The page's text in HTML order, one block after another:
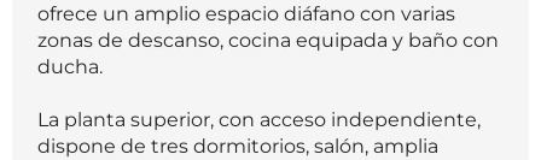
ofrece un amplio espacio diáfano con varias
zonas de descanso, cocina equipada y baño con
ducha.
La planta superior, con acceso independiente,
dispone de tres dormitorios, salón, amplia